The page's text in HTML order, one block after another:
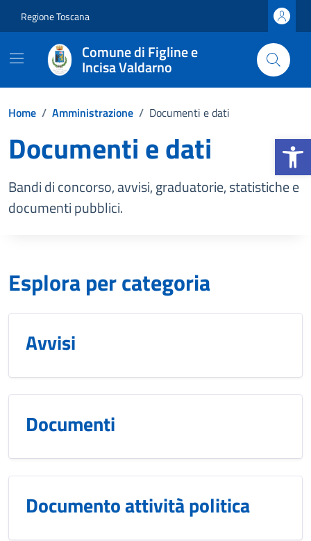
Apri la
Regione Toscana
Comune di Figline e
Incisa Valdarno
Home / Amministrazione / Documenti e dati
Documenti e dati
Bandi di concorso, avvisi, graduatorie, statistiche e
documenti pubblici.
Esplora per categoria
Avvisi
Documenti
Documento attività politica